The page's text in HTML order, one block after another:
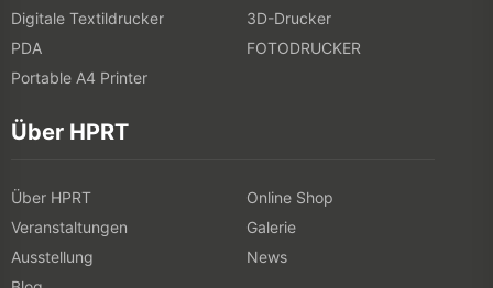
Digitale Textildrucker
3D-Drucker
PDA
FOTODRUCKER
Portable A4 Printer
Über HPRT
Über HPRT
Online Shop
Veranstaltungen
Galerie
Ausstellung
News